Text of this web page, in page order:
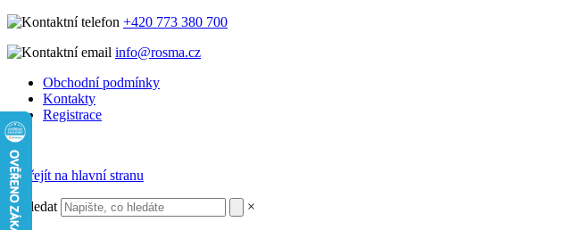
+420 773 380 700
info@rosma.cz
Obchodní podmínky
Kontakty
Registrace
Vyhledat ×